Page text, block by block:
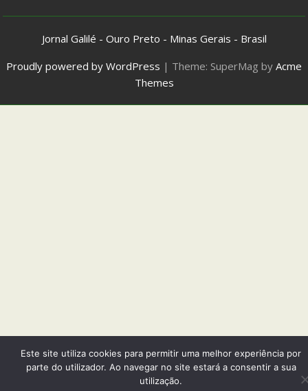
Jornal Galilé - Ouro Preto - Minas Gerais - Brasil
Proudly powered by WordPress | Theme: SuperMag by Acme
Themes
Este site utiliza cookies para permitir uma melhor experiência por
parte do utilizador. Ao navegar no site estará a consentir a sua
utilização.